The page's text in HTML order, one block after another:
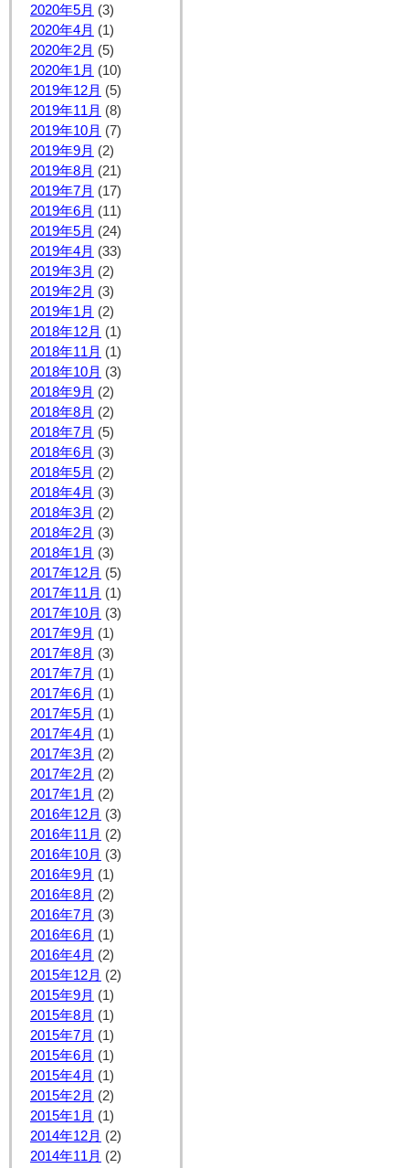
2020年5月 (3)
2020年4月 (1)
2020年2月 (5)
2020年1月 (10)
2019年12月 (5)
2019年11月 (8)
2019年10月 (7)
2019年9月 (2)
2019年8月 (21)
2019年7月 (17)
2019年6月 (11)
2019年5月 (24)
2019年4月 (33)
2019年3月 (2)
2019年2月 (3)
2019年1月 (2)
2018年12月 (1)
2018年11月 (1)
2018年10月 (3)
2018年9月 (2)
2018年8月 (2)
2018年7月 (5)
2018年6月 (3)
2018年5月 (2)
2018年4月 (3)
2018年3月 (2)
2018年2月 (3)
2018年1月 (3)
2017年12月 (5)
2017年11月 (1)
2017年10月 (3)
2017年9月 (1)
2017年8月 (3)
2017年7月 (1)
2017年6月 (1)
2017年5月 (1)
2017年4月 (1)
2017年3月 (2)
2017年2月 (2)
2017年1月 (2)
2016年12月 (3)
2016年11月 (2)
2016年10月 (3)
2016年9月 (1)
2016年8月 (2)
2016年7月 (3)
2016年6月 (1)
2016年4月 (2)
2015年12月 (2)
2015年9月 (1)
2015年8月 (1)
2015年7月 (1)
2015年6月 (1)
2015年4月 (1)
2015年2月 (2)
2015年1月 (1)
2014年12月 (2)
2014年11月 (2)